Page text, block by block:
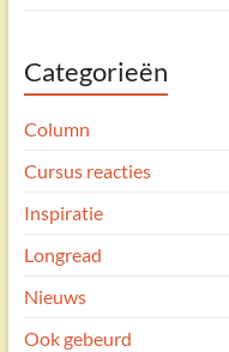
Categorieën
Column
Cursus reacties
Inspiratie
Longread
Nieuws
Ook gebeurd